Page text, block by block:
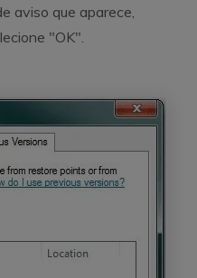
aviso que aparece,
"OK".